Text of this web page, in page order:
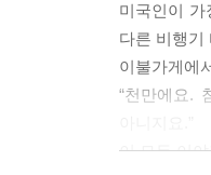
많은 세일즈
이건 옳지
의 형식에
어느 대통
미국인이
다른 비행기
이불가게에
“천만에요.
이 모든 이